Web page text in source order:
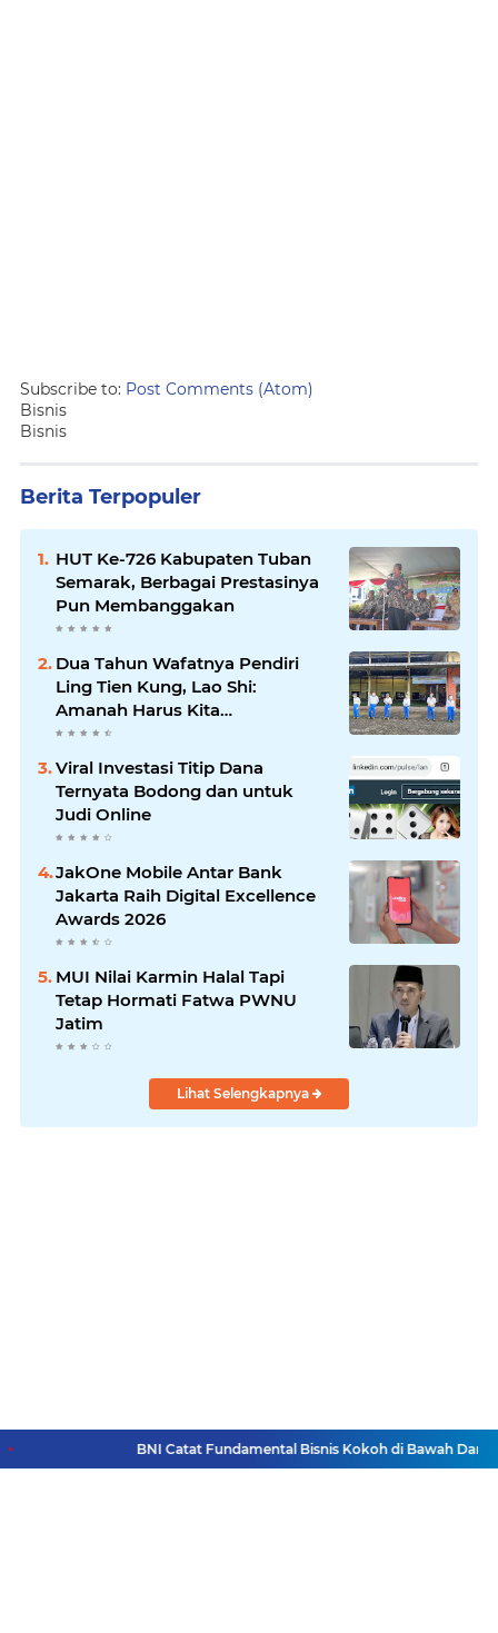
Subscribe to: Post Comments (Atom)
Bisnis
Bisnis
Berita Terpopuler
HUT Ke-726 Kabupaten Tuban
Semarak, Berbagai Prestasinya
Pun Membanggakan
Dua Tahun Wafatnya Pendiri
Ling Tien Kung, Lao Shi:
Amanah Harus Kita
Laksanakan!
Viral Investasi Titip Dana
Ternyata Bodong dan untuk
Judi Online
JakOne Mobile Antar Bank
Jakarta Raih Digital Excellence
Awards 2026
MUI Nilai Karmin Halal Tapi
Tetap Hormati Fatwa PWNU
Jatim
Lihat Selengkapnya
BNI Catat Fundamental Bisnis Kokoh di Bawah